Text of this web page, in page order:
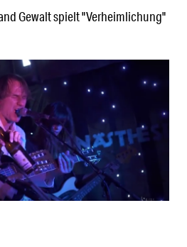
Gewalt spielt "Verheimlichung"